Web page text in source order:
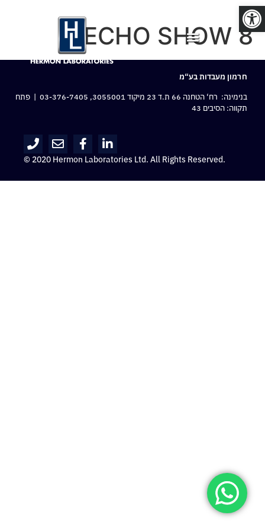
פתח סרגל נגישות
ECHO SHOW 8
חרמון מעבדות בע“מ
בנימינה: רח‘ הטחנה 66 ת.ד 23 מיקוד 3055001,
03-376-7405 | פתח
תקווה: הסיבים 43
© 2020 Hermon Laboratories Ltd. All Rights Reserved.